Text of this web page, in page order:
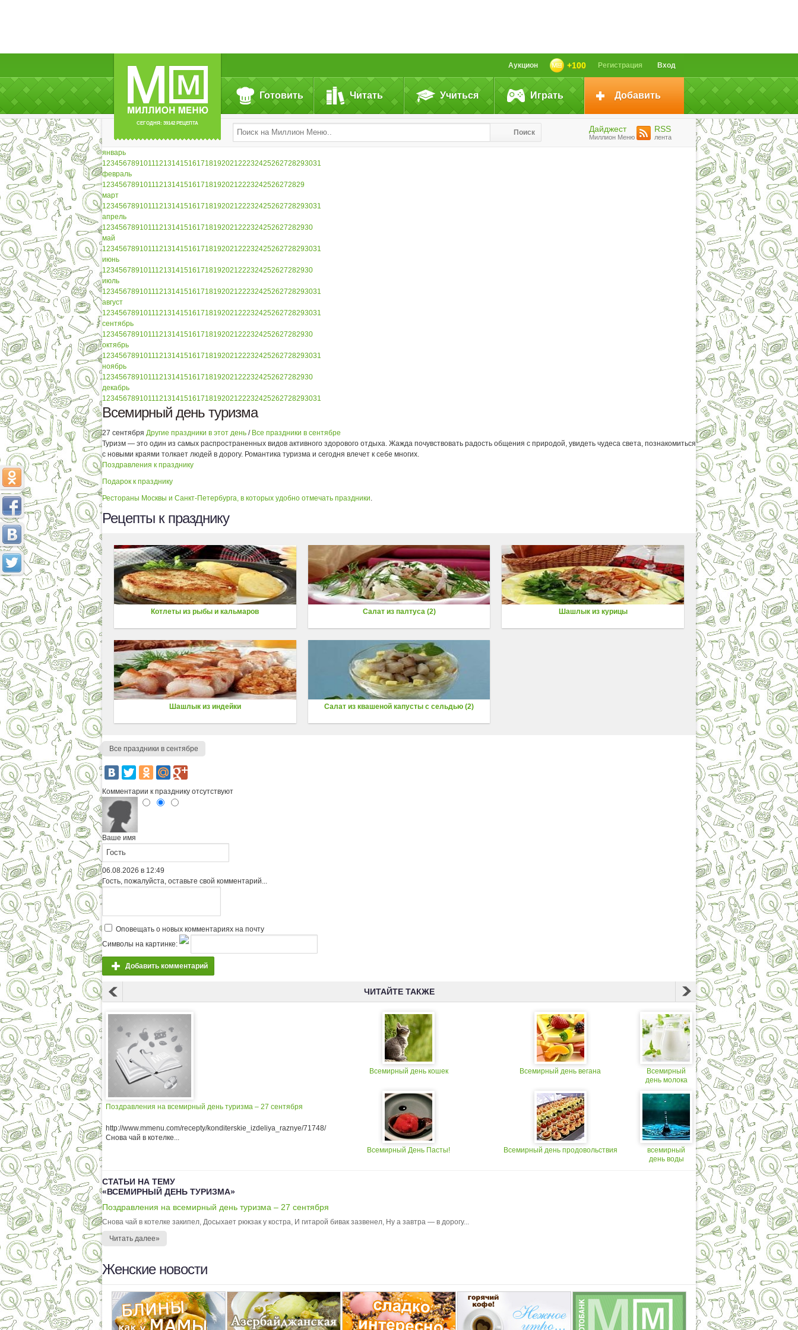
СЕГОДНЯ: 39142 РЕЦЕПТА
Вход
Регистрация
+100
Аукцион
Готовить Читать Учиться Играть Добавить
Поиск Дайджест
Миллион Меню
RSS
лента
январь
12345678910111213141516171819202122232425262728293031
февраль
1234567891011121314151617181920212223242526272829
март
12345678910111213141516171819202122232425262728293031
апрель
123456789101112131415161718192021222324252627282930
май
12345678910111213141516171819202122232425262728293031
июнь
123456789101112131415161718192021222324252627282930
июль
12345678910111213141516171819202122232425262728293031
август
12345678910111213141516171819202122232425262728293031
сентябрь
123456789101112131415161718192021222324252627282930
октябрь
12345678910111213141516171819202122232425262728293031
ноябрь
123456789101112131415161718192021222324252627282930
декабрь
12345678910111213141516171819202122232425262728293031
Всемирный день туризма
27 сентября Другие праздники в этот день / Все праздники в сентябре
Туризм — это один из самых распространенных видов активного здорового отдыха. Жажда почувствовать радость общения с природой, увидеть чудеса света, познакомиться
с новыми краями толкает людей в дорогу. Романтика туризма и сегодня влечет к себе многих.
Поздравления к празднику
Подарок к празднику
Рестораны Москвы и Санкт-Петербурга, в которых удобно отмечать праздники.
Рецепты к празднику
Котлеты из рыбы и кальмаров Салат из палтуса (2) Шашлык из курицы
Шашлык из индейки Салат из квашеной капусты с сельдью (2)
Все праздники в сентябре
Комментарии к празднику отсутствуют
Ваше имя
06.08.2026 в 12:49
Гость, пожалуйста, оставьте свой комментарий...
Оповещать о новых комментариях на почту
Символы на картинке:
Добавить комментарий
ЧИТАЙТЕ ТАКЖЕ
Поздравления на всемирный день туризма – 27 сентября
http://www.mmenu.com/recepty/konditerskie_izdeliya_raznye/71748/
Снова чай в котелке...
Всемирный день кошек
Всемирный День Пасты!
Всемирный день вегана
Всемирный день продовольствия
Всемирный
день молока
всемирный
день воды
СТАТЬИ НА ТЕМУ
«ВСЕМИРНЫЙ ДЕНЬ ТУРИЗМА»
Поздравления на всемирный день туризма – 27 сентября
Снова чай в котелке закипел, Досыхает рюкзак у костра, И гитарой бивак зазвенел, Ну а завтра — в дорогу...
Читать далее»
Женские новости